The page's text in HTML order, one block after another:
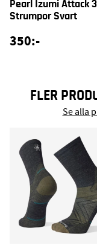
Pearl Izumi Attack
Strumpor Svart
350:-
FLER
Se alla